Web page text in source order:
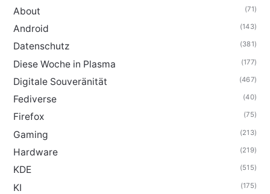
About (71)
Android (143)
Datenschutz (381)
Diese Woche in Plasma (177)
Digitale Souveränität (467)
Fediverse (40)
Firefox (75)
Gaming (213)
Hardware (219)
KDE (515)
KI (175)